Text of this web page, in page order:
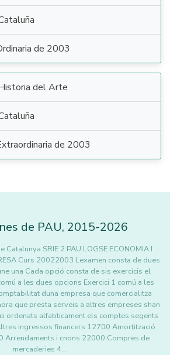
de 2003
del Arte
de 2003
de PAU, 2015-2026
SRIE 2 PAU LOGSE ECONOMIA I
Curs 20022003 Lexamen consta de dues
una Cada opció consta de sis exercicis el
a les dues opcions Exercici 1 comú a les
duna empresa que comercialitza
que presta serveis a altres empreses shan
ordenats alfabticament els comptes segents
ingressos financers 12700 Amortització
Arrendaments i cnons 22000 Compres de
mercaderies 4…